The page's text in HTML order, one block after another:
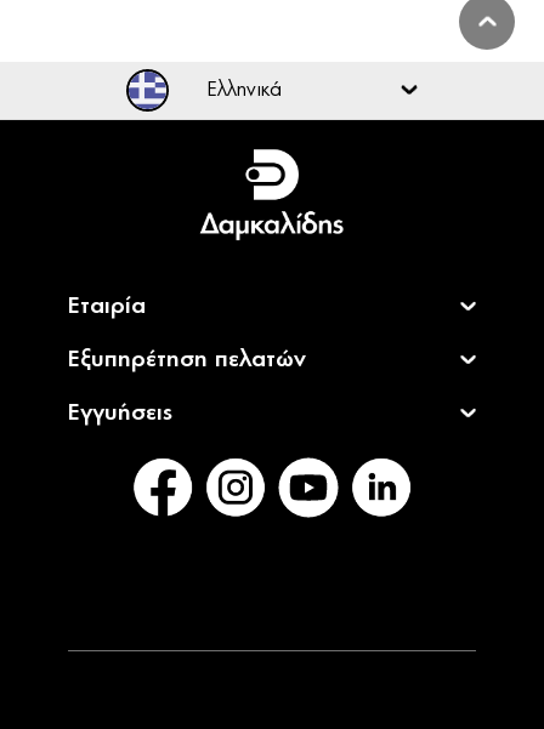
Ελληνικά
Ελληνικά
English
Εταιρία
Εξυπηρέτηση πελατών
Εγγυήσεις